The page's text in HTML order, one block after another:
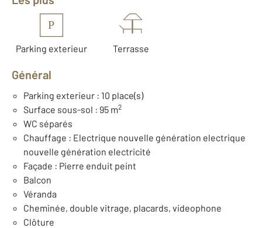
P
Parking exterieur Terrasse
Général
Parking exterieur : 10 place(s)
Surface sous-sol : 95 m2
WC séparés
Chauffage : Electrique nouvelle génération electrique
nouvelle génération electricité
Façade : Pierre enduit peint
Balcon
Véranda
Cheminée, double vitrage, placards, videophone
Clôture